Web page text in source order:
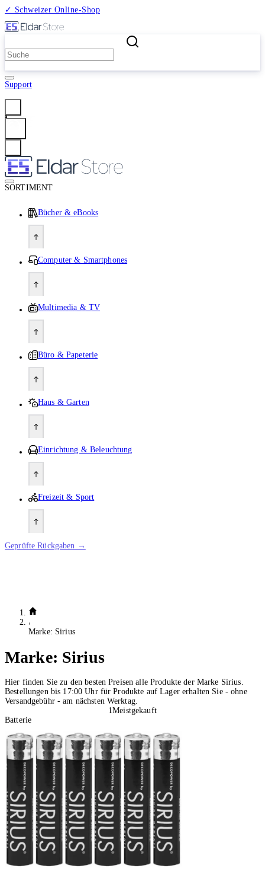
✓ Schweizer Online-Shop
Support
SORTIMENT
Bücher & eBooks
Computer & Smartphones
Multimedia & TV
Büro & Papeterie
Haus & Garten
Einrichtung & Beleuchtung
Freizeit & Sport
Geprüfte Rückgaben →
Marke: Sirius
Marke: Sirius
Hier finden Sie zu den besten Preisen alle Produkte der Marke Sirius.
Bestellungen bis 17:00 Uhr für Produkte auf Lager erhalten Sie - ohne
Versandgebühr - am nächsten Werktag.
1Meistgekauft
Batterie